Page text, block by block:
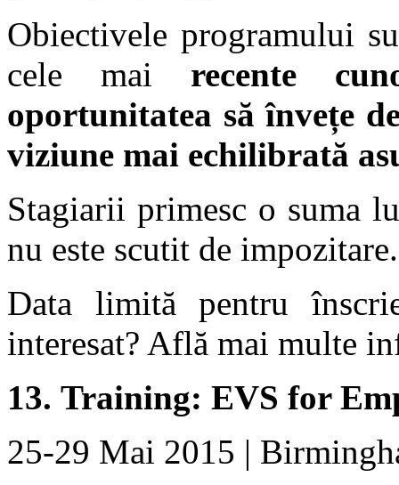
Obiectivele programului
cele mai recente
oportunitatea să învețe
viziune mai echilibrată
Stagiarii primesc o suma
nu este scutit de impozitare.
Data limită pentru
interesat? Află mai multe
13. Training: EVS for
25-29 Mai 2015 |